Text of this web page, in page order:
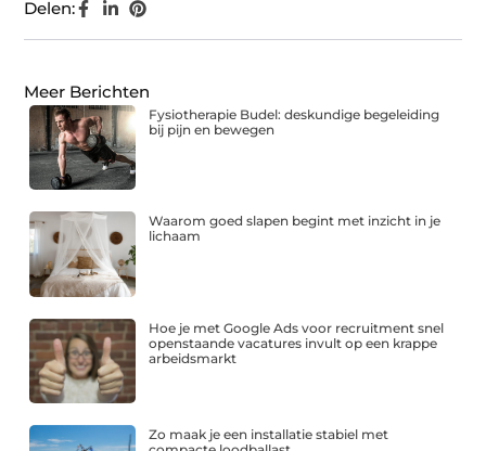
Delen:
Meer Berichten
Fysiotherapie Budel: deskundige begeleiding
bij pijn en bewegen
Waarom goed slapen begint met inzicht in je
lichaam
Hoe je met Google Ads voor recruitment snel
openstaande vacatures invult op een krappe
arbeidsmarkt
Zo maak je een installatie stabiel met